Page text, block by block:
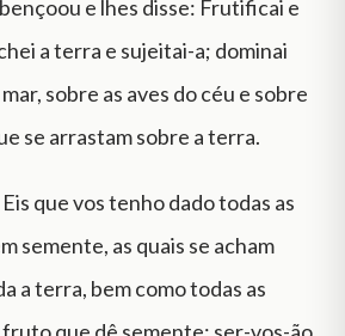
e lhes disse: Frutificai e
a terra e sujeitai-a; dominai
sobre as aves do céu e sobre
se arrastam sobre a terra.
que vos tenho dado todas as
semente, as quais se acham
a terra, bem como todas as